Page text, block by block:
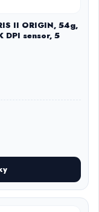
II ORIGIN, 54g,
DPI sensor, 5